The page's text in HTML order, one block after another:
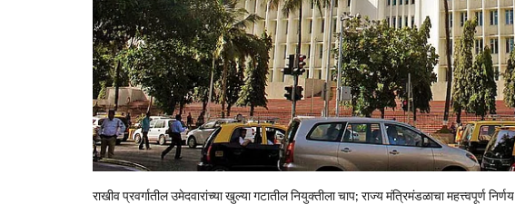
राखीव प्रवर्गातील उमेदवारांच्या खुल्या गटातील नियुक्तीला चाप; राज्य मंत्रिमंडळाचा महत्त्वपूर्ण निर्णय